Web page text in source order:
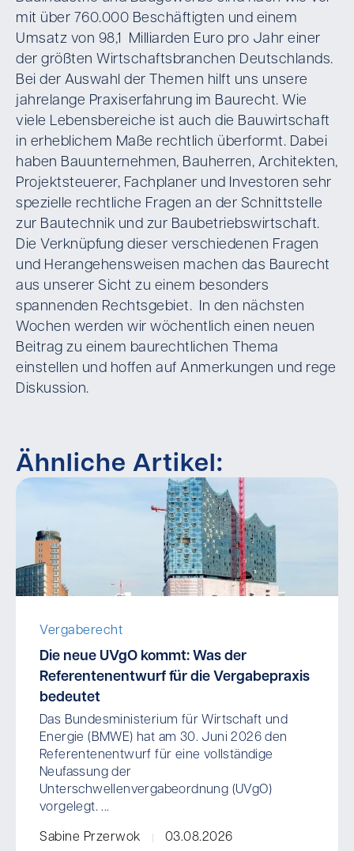
mit über 760.000 Beschäftigten und einem
Umsatz von 98,1 Milliarden Euro pro Jahr einer
der größten Wirtschaftsbranchen Deutschlands.
Bei der Auswahl der Themen hilft uns unsere
jahrelange Praxiserfahrung im Baurecht. Wie
viele Lebensbereiche ist auch die Bauwirtschaft
in erheblichem Maße rechtlich überformt. Dabei
haben Bauunternehmen, Bauherren, Architekten,
Projektsteuerer, Fachplaner und Investoren sehr
spezielle rechtliche Fragen an der Schnittstelle
zur Bautechnik und zur Baubetriebswirtschaft.
Die Verknüpfung dieser verschiedenen Fragen
und Herangehensweisen machen das Baurecht
aus unserer Sicht zu einem besonders
spannenden Rechtsgebiet. In den nächsten
Wochen werden wir wöchentlich einen neuen
Beitrag zu einem baurechtlichen Thema
einstellen und hoffen auf Anmerkungen und rege
Diskussion.
Ähnliche Artikel:
Vergaberecht
Die neue UVgO kommt: Was der
Referentenentwurf für die Vergabepraxis
bedeutet
Das Bundesministerium für Wirtschaft und
Energie (BMWE) hat am 30. Juni 2026 den
Referentenentwurf für eine vollständige
Neufassung der
Unterschwellenvergabeordnung (UVgO)
vorgelegt. ...
Sabine Przerwok 03.08.2026